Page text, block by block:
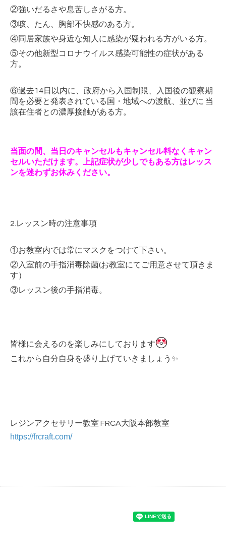
②強いだるさや息苦しさがる方。
③咳、たん、胸部不快感のある方。
④同居家族や身近な知人に感染が疑われる方がいる方。
⑤その他新型コロナウイルス感染可能性の症状がある
方。
⑥過去14日以内に、政府から入国制限、入国後の観察期
間を必要と発表されている国・地域への渡航、並びに 当
該在住者との濃厚接触がある方。
当面の間、当日のキャンセルもキャンセル料なくキャン
セルいただけます。上記症状が少しでもある方はレッス
ンを迷わずお休みください。
2.レッスン時の注意事項
①お教室内では常にマスクをつけて下さい。
②入室前の手指消毒除菌(お教室にてご用意させて頂きま
す）
③レッスン後の手指消毒。
皆様に会えるのを楽しみにしております
これから自分自身を盛り上げていきましょう✨
レジンアクセサリー教室 FRCA大阪本部教室
https://frcraft.com/